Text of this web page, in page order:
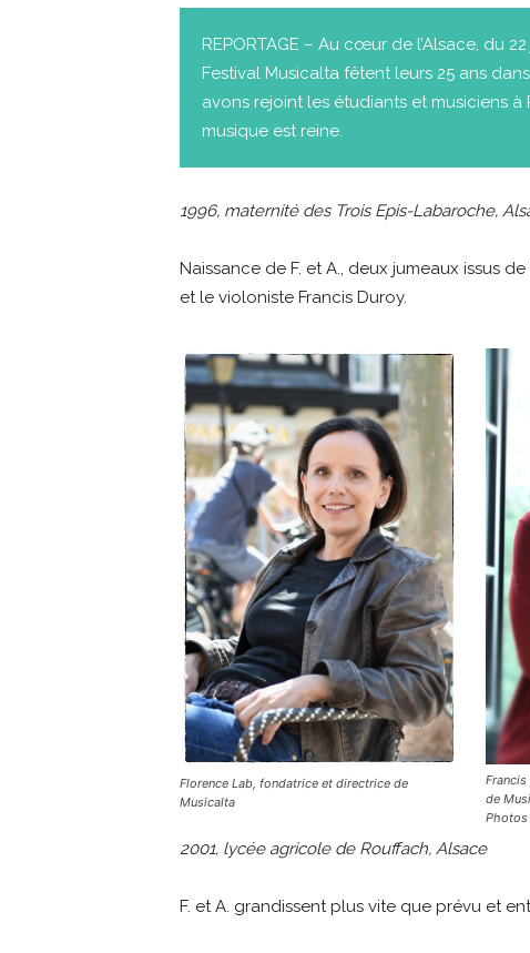
REPORTAGE – Au cœur de l’Alsace, du
Festival Musicalta fêtent leurs 25 ans
avons rejoint les étudiants et musiciens
musique est reine.
1996, maternité des Trois Epis-Labaroche,
Naissance de F. et A., deux jumeaux issus
et le violoniste Francis Duroy.
Florence Lab, fondatrice et directrice de
Musicalta
de
Photos
2001, lycée agricole de Rouffach, Alsace
F. et A. grandissent plus vite que prévu et